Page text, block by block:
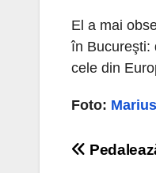
El a mai
în Bucureşti:
cele din
Foto: